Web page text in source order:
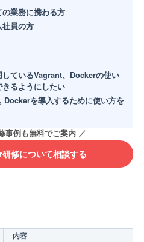
業務に携わる方
社員の方
ているVagrant、Dockerの使い
るようにしたい
Dockerを導入するために使い方を
修について相談する
内容